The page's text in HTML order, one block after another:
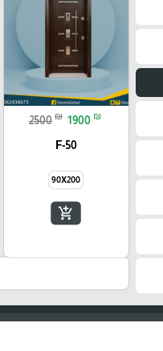
2500 ₪ 1900 ₪
F-50
90X200
add_shopping_cart